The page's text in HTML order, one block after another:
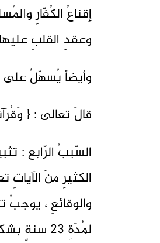
إقناعُ الكُفّارِ
وعقدِ القلبِ
وأيضاً يُسهّلُ على
قالَ تعالى : {
السّببُ الرّابع :
الكثيرِ منَ
والوقائعِ ، يوجبُ
لمُدّةِ 23